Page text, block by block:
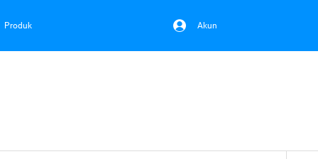
Produk Akun